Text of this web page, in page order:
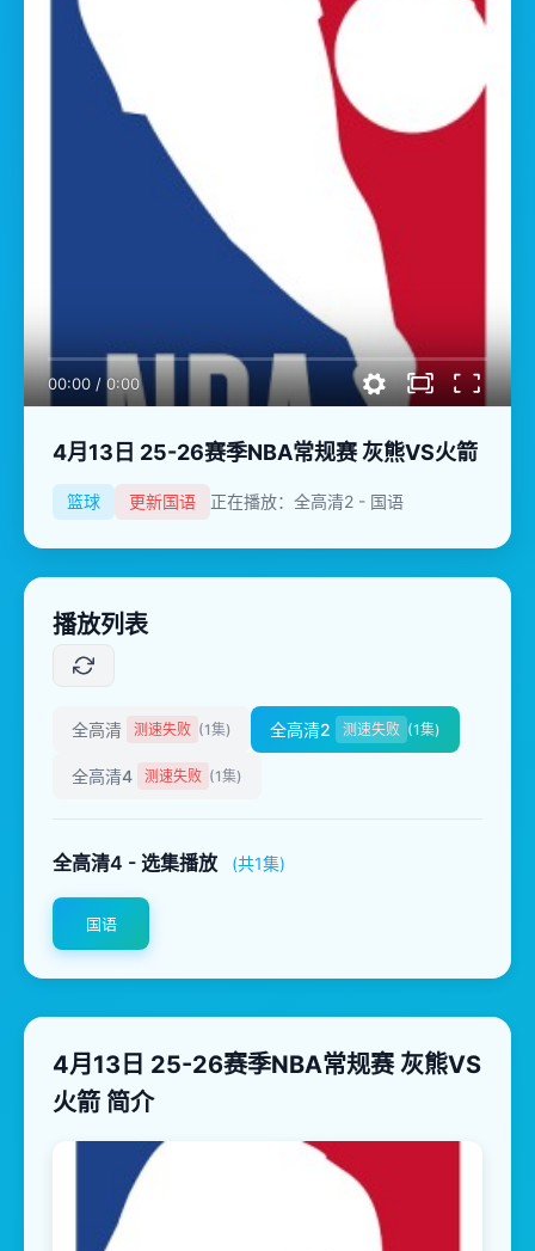
00:00 / 0:00
4月13日 25-26赛季NBA常规赛 灰熊VS火箭
篮球 更新国语 正在播放：全高清2 - 国语
播放列表
全高清 测速失败 (1集) 全高清2 测速失败 (1集)
全高清4 测速失败 (1集)
全高清4 - 选集播放 (共1集)
国语
4月13日 25-26赛季NBA常规赛 灰熊VS
火箭 简介